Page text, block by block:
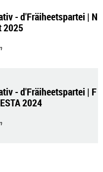
- d'Fräiheetspartei | N
2025
- d'Fräiheetspartei | F
2024